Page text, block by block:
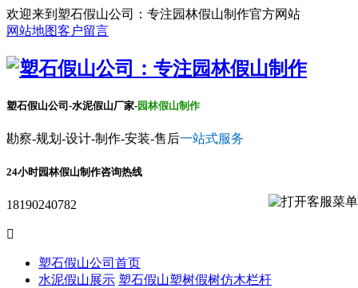
欢迎来到塑石假山公司：专注园林假山制作官方网站
网站地图客户留言
塑石假山公司-水泥假山厂家-园林假山制作
勘察-规划-设计-制作-安装-售后一站式服务
24小时园林假山制作咨询热线
18190240782

塑石假山公司首页
水泥假山展示 塑石假山塑树假树仿木栏杆